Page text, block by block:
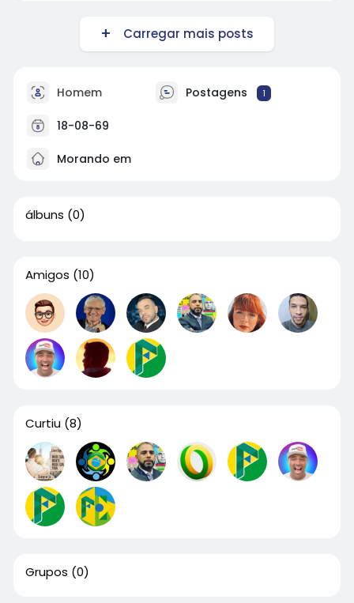
Carregar mais posts
Homem Postagens 1
18-08-69
Morando em
álbuns (0)
Amigos (10)
Curtiu (8)
Grupos (0)